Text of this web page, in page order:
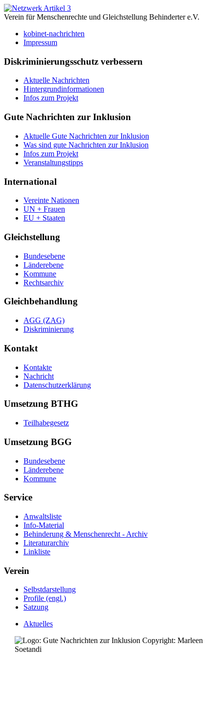
Verein für Menschenrechte und Gleichstellung Behinderter e.V.
kobinet-nachrichten
Impressum
Diskriminierungsschutz verbessern
Aktuelle Nachrichten
Hintergrundinformationen
Infos zum Projekt
Gute Nachrichten zur Inklusion
Aktuelle Gute Nachrichten zur Inklusion
Was sind gute Nachrichten zur Inklusion
Infos zum Projekt
Veranstaltungstipps
International
Vereinte Nationen
UN + Frauen
EU + Staaten
Gleichstellung
Bundesebene
Länderebene
Kommune
Rechtsarchiv
Gleichbehandlung
AGG (ZAG)
Diskriminierung
Kontakt
Kontakte
Nachricht
Datenschutzerklärung
Umsetzung BTHG
Teilhabegesetz
Umsetzung BGG
Bundesebene
Länderebene
Kommune
Service
Anwaltsliste
Info-Material
Behinderung & Menschenrecht - Archiv
Literaturarchiv
Linkliste
Verein
Selbstdarstellung
Profile (engl.)
Satzung
Aktuelles